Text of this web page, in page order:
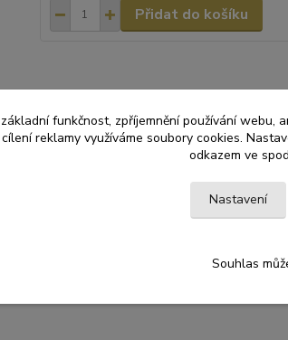
Přidat do košíku
funkčnost, zpříjemnění používání webu,
reklamy využíváme soubory cookies.
odkazem ve
Nastavení
Souhlas